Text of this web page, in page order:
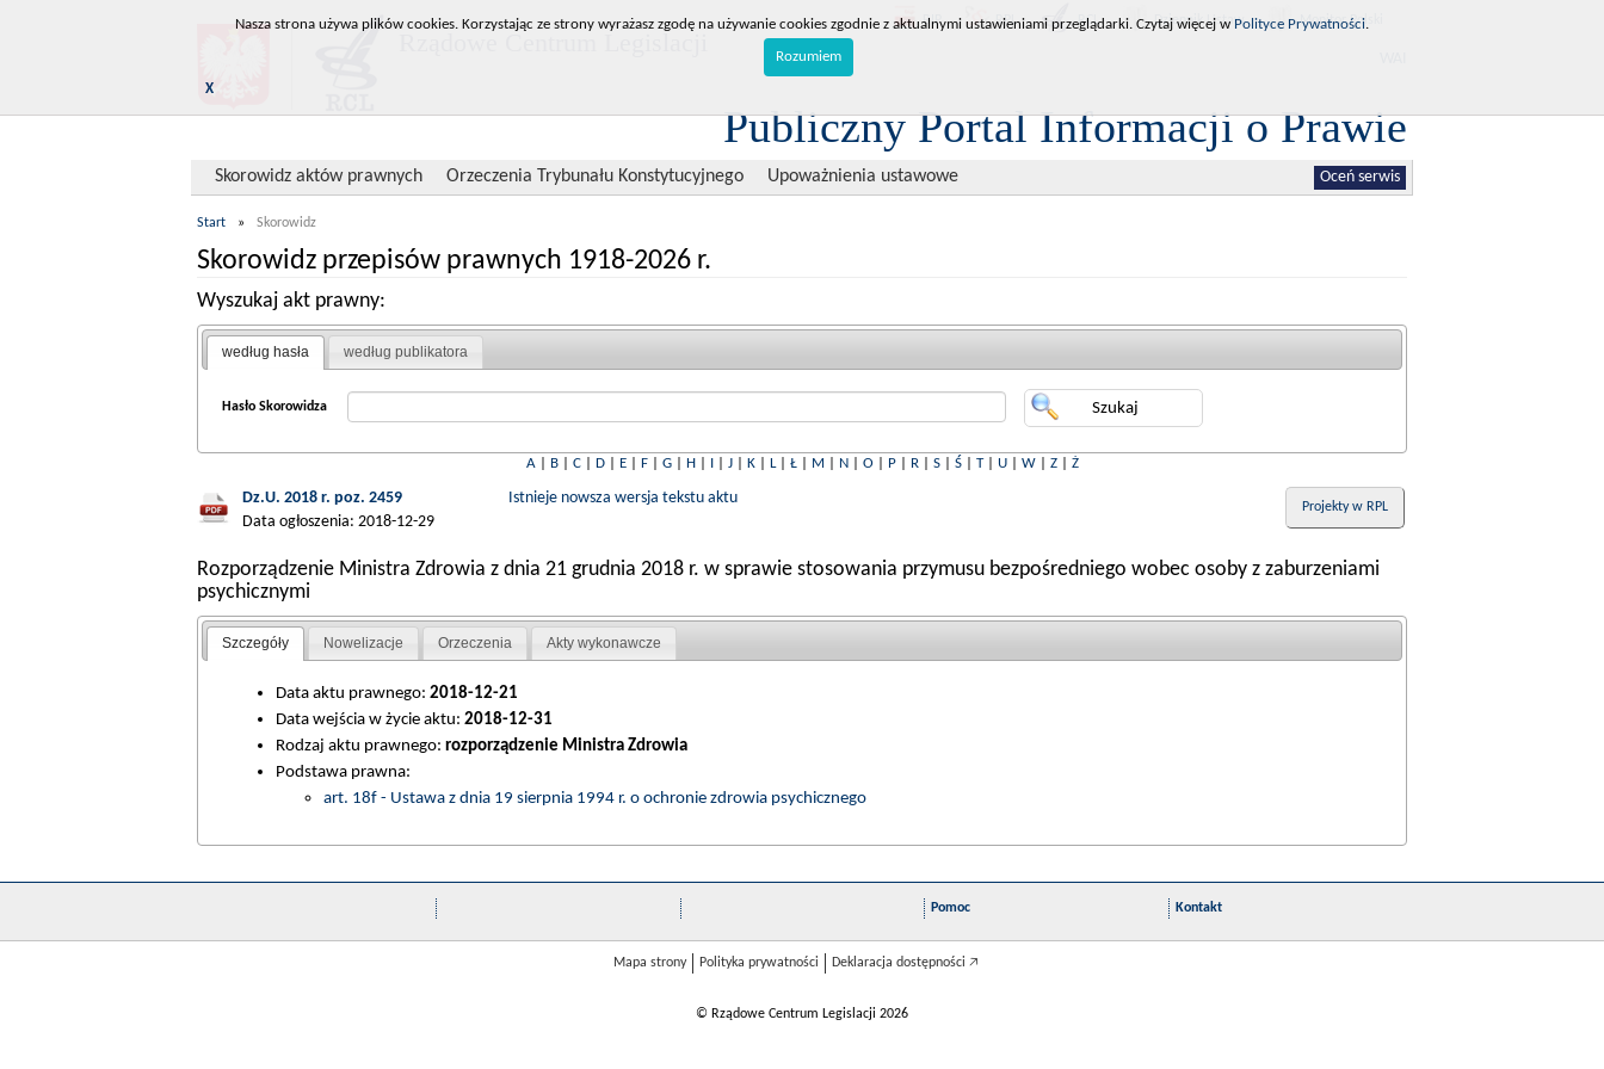
BIP RPL RCL Dziennik Ustaw Monitor Polski
Publiczny Portal Informacji o Prawie
Skorowidz aktów prawnych Orzeczenia Trybunału Konstytucyjnego Upoważnienia ustawowe Oceń serwis
Start » Skorowidz
Skorowidz przepisów prawnych 1918-2026 r.
Wyszukaj akt prawny:
według hasła według publikatora
Hasło Skorowidza
A| B| C| D| E| F| G| H| I| J| K| L| Ł| M N| O| P| R| S| Ś| T| U| W| Z| Ż
Dz.U. 2018 r. poz. 2459
Data ogłoszenia: 2018-12-29
Istnieje nowsza wersja tekstu aktu Projekty w RPL
Rozporządzenie Ministra Zdrowia z dnia 21 grudnia 2018 r. w sprawie stosowania przymusu bezpośredniego wobec osoby z zaburzeniami
psychicznymi
Szczegóły Nowelizacje Orzeczenia Akty wykonawcze
Data aktu prawnego: 2018-12-21
Data wejścia w życie aktu: 2018-12-31
Rodzaj aktu prawnego: rozporządzenie Ministra Zdrowia
Podstawa prawna:
art. 18f - Ustawa z dnia 19 sierpnia 1994 r. o ochronie zdrowia psychicznego
Pomoc Kontakt
Mapa strony Polityka prywatności Deklaracja dostępności 🡥
© Rządowe Centrum Legislacji 2026
Nasza strona używa plików cookies. Korzystając ze strony wyrażasz zgodę na używanie cookies zgodnie z aktualnymi ustawieniami przeglądarki. Czytaj więcej w Polityce Prywatności.
Rozumiem
X